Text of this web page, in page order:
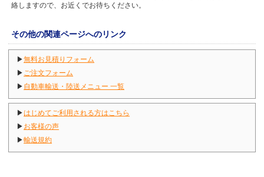
絡しますので、お近くでお待ちください。
その他の関連ページへのリンク
▶無料お見積りフォーム
▶ ご注文フォーム
▶ 自動車輸送・陸送メニュー 一覧
▶はじめてご利用される方はこちら
▶ お客様の声
▶輸送規約